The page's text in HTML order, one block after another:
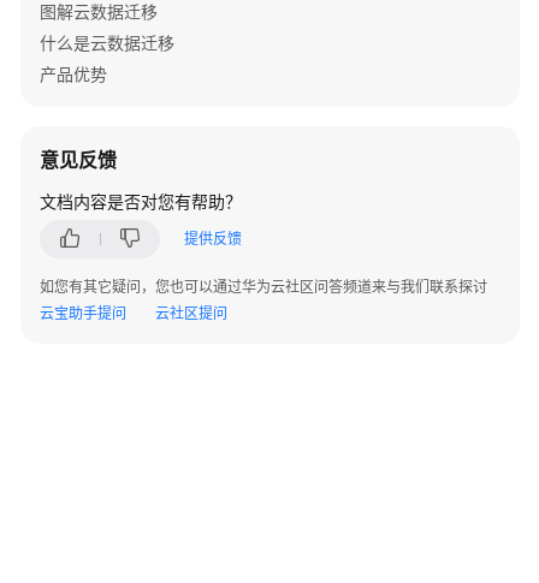
云
数
据
品
优
支
图解云数据迁移
什么是云数据迁移
产品优势
意见反馈
文档内容是否对您有帮助？
提供反馈
如您有其它疑问，您也可以通过华为云社区问答频道来与我们联系探讨
云宝助手提问
云社区提问